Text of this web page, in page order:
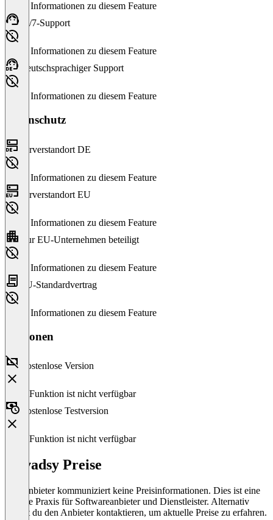
Keine Informationen zu diesem Feature
24/7-Support
Keine Informationen zu diesem Feature
Deutschsprachiger Support
Keine Informationen zu diesem Feature
Datenschutz
Serverstandort DE
Keine Informationen zu diesem Feature
Serverstandort EU
Keine Informationen zu diesem Feature
Nur EU-Unternehmen beteiligt
Keine Informationen zu diesem Feature
EU-Standardvertrag
Keine Informationen zu diesem Feature
Versionen
Kostenlose Version
Diese Funktion ist nicht verfügbar
Kostenlose Testversion
Diese Funktion ist nicht verfügbar
privadsy Preise
Der Anbieter kommuniziert keine Preisinformationen. Dies ist eine
übliche Praxis für Softwareanbieter und Dienstleister. Alternativ
kannst du den Anbieter kontaktieren, um aktuelle Preise zu erfahren.